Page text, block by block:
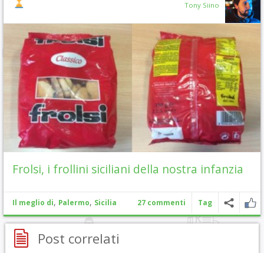
Tony Siino
Frolsi, i frollini siciliani della nostra infanzia
Il meglio di, Palermo, Sicilia 27 commenti Tag
Post correlati